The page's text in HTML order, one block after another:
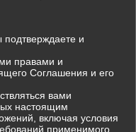
и
правами и
Соглашения и его
вами
настоящим
включая условия
применимого